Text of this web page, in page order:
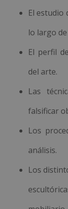
El estudio
lo largo
El perfil
del arte.
Las
falsificar
Los
análisis.
Los